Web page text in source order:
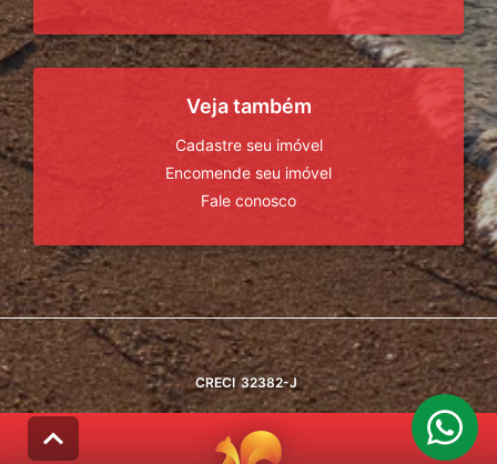
Veja também
Cadastre seu imóvel
Encomende seu imóvel
Fale conosco
CRECI 32382-J